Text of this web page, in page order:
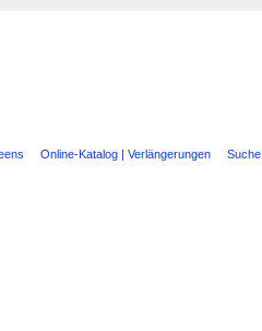
Online-Katalog | Verlängerungen Suche